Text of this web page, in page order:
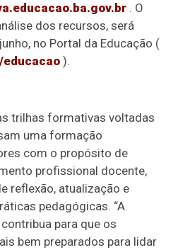
. O
dos recursos, será
no Portal da Educação (
educacao ).
trilhas formativas voltadas
uma formação
com o propósito de
profissional docente,
reflexão, atualização e
pedagógicas. “A
para que os
bem preparados para lidar